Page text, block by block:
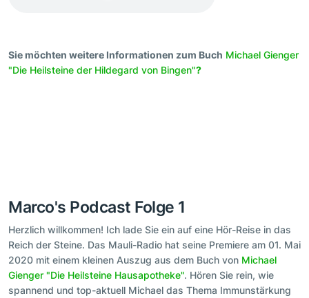
Sie möchten weitere Informationen zum Buch Michael Gienger
"Die Heilsteine der Hildegard von Bingen"?
Marco's Podcast Folge 1
Herzlich willkommen! Ich lade Sie ein auf eine Hör-Reise in das
Reich der Steine. Das Mauli-Radio hat seine Premiere am 01. Mai
2020 mit einem kleinen Auszug aus dem Buch von Michael
Gienger "Die Heilsteine Hausapotheke". Hören Sie rein, wie
spannend und top-aktuell Michael das Thema Immunstärkung